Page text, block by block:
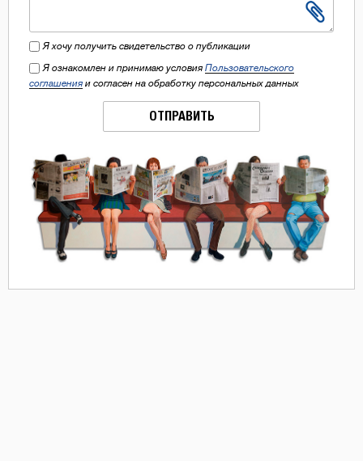
Я хочу получить свидетельство о публикации
Я ознакомлен и принимаю условия Пользовательского
соглашения и согласен на обработку персональных данных
ОТПРАВИТЬ